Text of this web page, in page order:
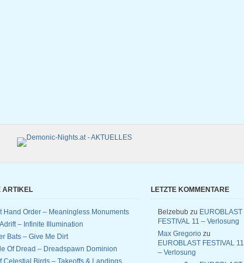
ARTIKEL
Hand Order – Meaningless Monuments
– Infinite Illumination
Bats – Give Me Dirt
Of Dread – Dreadspawn Dominion
Celestial Birds – Takeoffs & Landings
LETZTE KOMMENTARE
Belzebub zu EUROBLAST
FESTIVAL 11 – Verlosung
Max Gregorio zu
EUROBLAST FESTIVAL 11
– Verlosung